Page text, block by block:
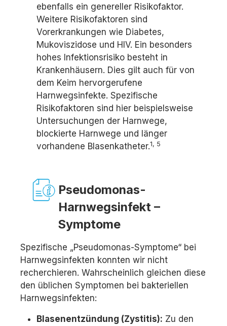
ebenfalls ein genereller Risikofaktor.
Weitere Risikofaktoren sind
Vorerkrankungen wie Diabetes,
Mukoviszidose und HIV. Ein besonders
hohes Infektionsrisiko besteht in
Krankenhäusern. Dies gilt auch für von
dem Keim hervorgerufene
Harnwegsinfekte. Spezifische
Risikofaktoren sind hier beispielsweise
Untersuchungen der Harnwege,
blockierte Harnwege und länger
vorhandene Blasenkatheter.1, 5
Pseudomonas-
Harnwegsinfekt –
Symptome
Spezifische „Pseudomonas-Symptome“ bei
Harnwegsinfekten konnten wir nicht
recherchieren. Wahrscheinlich gleichen diese
den üblichen Symptomen bei bakteriellen
Harnwegsinfekten:
Blasenentzündung (Zystitis): Zu den